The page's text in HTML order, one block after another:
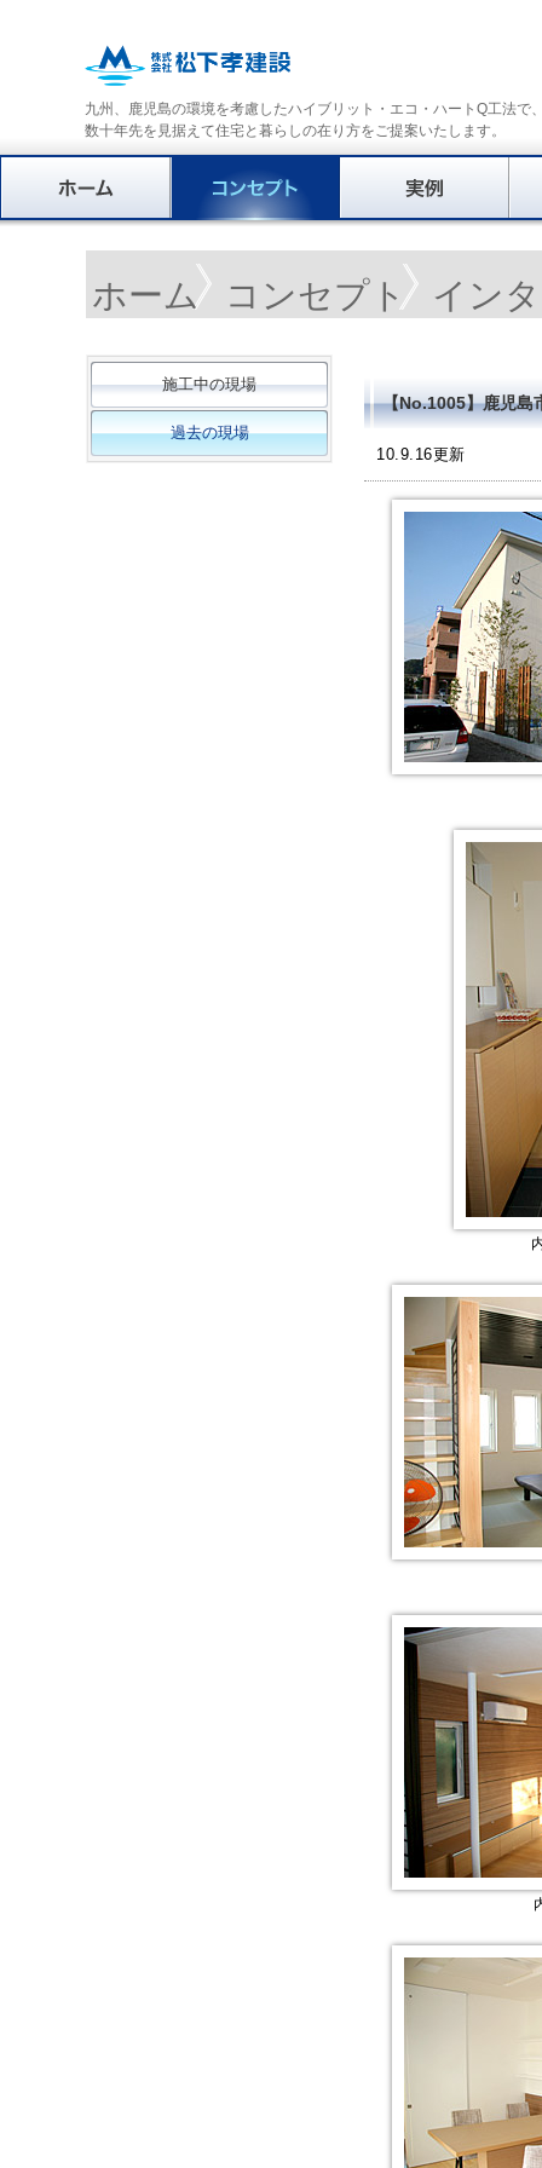
九州、鹿児島の環境を考慮したハイブリット・エコ・ハートQ工法
数十年先を見据えて住宅と暮らしの在り方をご提案いたします。
ホーム コンセプト イン
【No.1005】鹿児
10.9.16更新
施工中の現場
過去の現場